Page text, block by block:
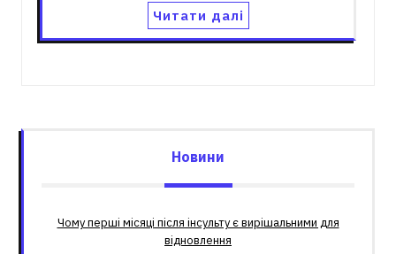
Читати далі
Новини
Чому перші місяці після інсульту є вирішальними для
відновлення